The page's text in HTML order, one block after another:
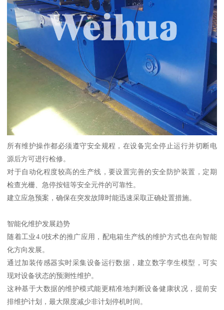
所有维护操作都必须遵守安全规程，在设备完全停止运行并切断电
源后方可进行检修。
对于自动化程度较高的生产线，要设置完善的安全防护装置，定期
检查光栅、急停按钮等安全元件的可靠性。
建立应急预案，确保在突发故障时能迅速采取正确处置措施。
智能化维护发展趋势
随着工业4.0技术的推广应用，配电箱生产线的维护方式也在向智能
化方向发展。
通过加装传感器实时采集设备运行数据，建立数字孪生模型，可实
现对设备状态的预测性维护。
这种基于大数据的维护模式能更精准地判断设备健康状况，提前安
排维护计划，最大限度减少非计划停机时间。